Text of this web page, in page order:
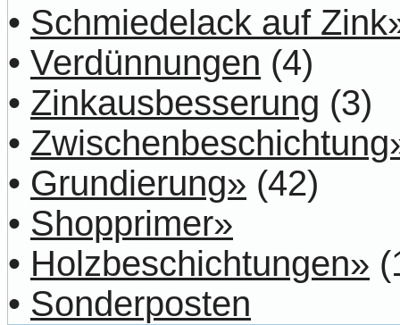
• Schmiedelack auf
• Verdünnungen (4)
• Zinkausbesserung (3)
•
• Grundierung» (42)
• Shopprimer»
• Holzbeschichtungen»
• Sonderposten